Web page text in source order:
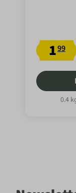
199
0.4